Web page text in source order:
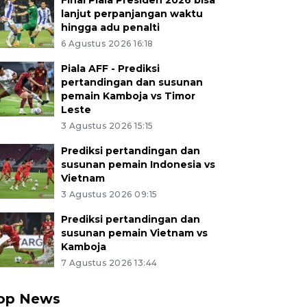
lanjut perpanjangan waktu
hingga adu penalti
6 Agustus 2026 16:18
Piala AFF - Prediksi
pertandingan dan susunan
pemain Kamboja vs Timor
Leste
3 Agustus 2026 15:15
Prediksi pertandingan dan
susunan pemain Indonesia vs
Vietnam
3 Agustus 2026 09:15
Prediksi pertandingan dan
susunan pemain Vietnam vs
Kamboja
7 Agustus 2026 13:44
News